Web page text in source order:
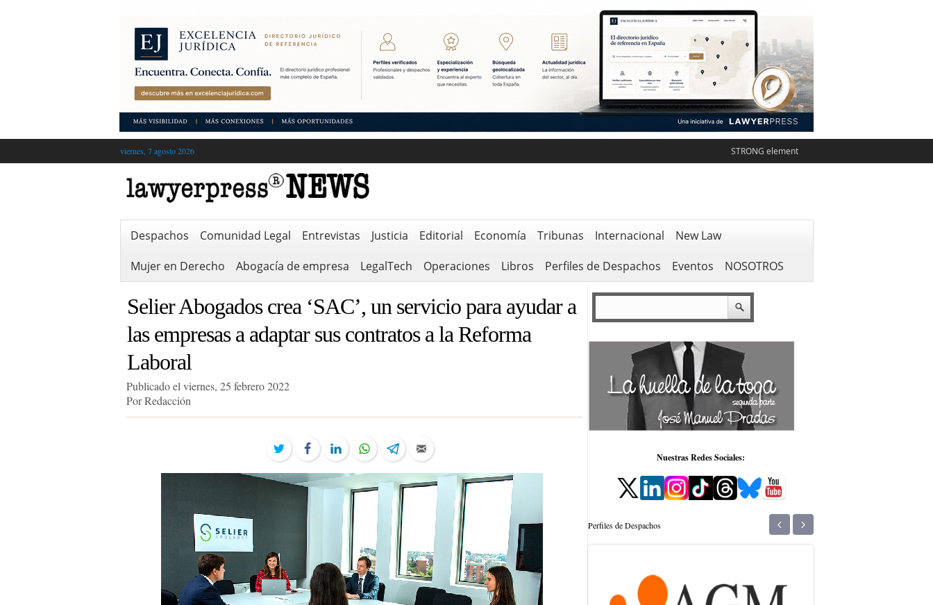
viernes, 7 agosto 2026 STRONG element
Despachos Comunidad Legal Entrevistas Justicia Editorial Economía Tribunas Internacional
New Law
Mujer en Derecho
Abogacía de empresa LegalTech Operaciones Libros Perfiles de Despachos Eventos NOSOTROS
Selier Abogados crea ‘SAC’, un servicio para ayudar a
las empresas a adaptar sus contratos a la Reforma
Laboral
Publicado el viernes, 25 febrero 2022
Por Redacción
TwitterFacebookLinkedInWhatsAppTelegramEmail
Nuestras Redes Sociales:
Perfiles de Despachos ‹ ›